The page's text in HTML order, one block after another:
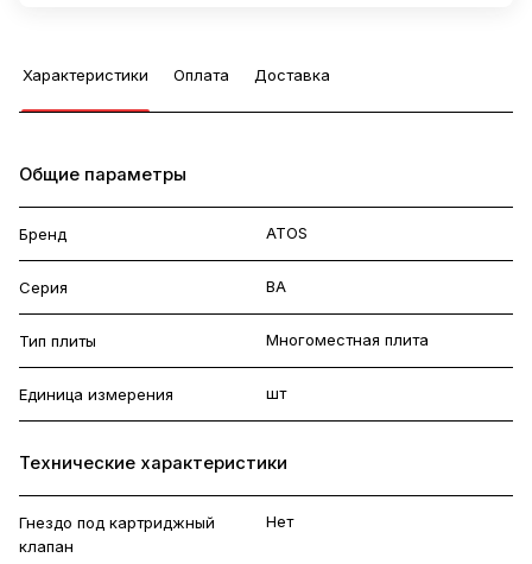
Характеристики Оплата Доставка
Общие параметры
Бренд ATOS
Серия BA
Тип плиты Многоместная плита
Единица измерения шт
Технические характеристики
Гнездо под картриджный
клапан
Нет